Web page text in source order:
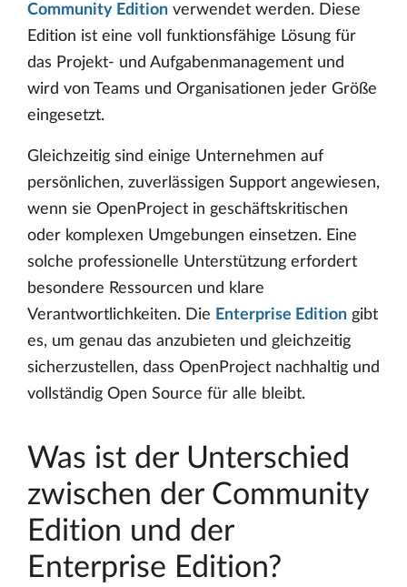
Community Edition verwendet werden. Diese
Edition ist eine voll funktionsfähige Lösung für
das Projekt- und Aufgabenmanagement und
wird von Teams und Organisationen jeder Größe
eingesetzt.
Gleichzeitig sind einige Unternehmen auf
persönlichen, zuverlässigen Support angewiesen,
wenn sie OpenProject in geschäftskritischen
oder komplexen Umgebungen einsetzen. Eine
solche professionelle Unterstützung erfordert
besondere Ressourcen und klare
Verantwortlichkeiten. Die Enterprise Edition gibt
es, um genau das anzubieten und gleichzeitig
sicherzustellen, dass OpenProject nachhaltig und
vollständig Open Source für alle bleibt.
Was ist der Unterschied
zwischen der Community
Edition und der
Enterprise Edition?